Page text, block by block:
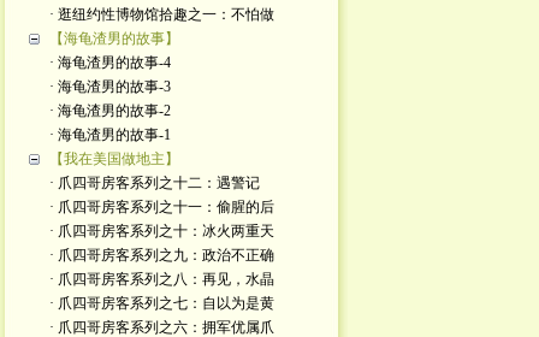
· 逛纽约性博物馆拾趣之一：不怕做
【海龟渣男的故事】
· 海龟渣男的故事-4
· 海龟渣男的故事-3
· 海龟渣男的故事-2
· 海龟渣男的故事-1
【我在美国做地主】
· 爪四哥房客系列之十二：遇警记
· 爪四哥房客系列之十一：偷腥的后
· 爪四哥房客系列之十：冰火两重天
· 爪四哥房客系列之九：政治不正确
· 爪四哥房客系列之八：再见，水晶
· 爪四哥房客系列之七：自以为是黄
· 爪四哥房客系列之六：拥军优属爪